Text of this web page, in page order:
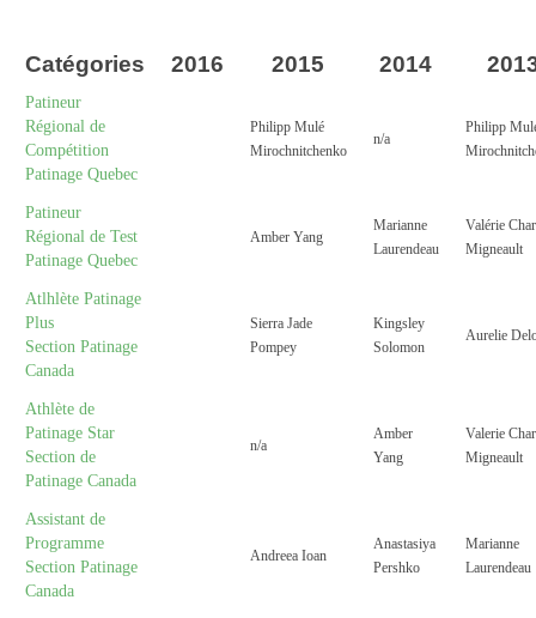
Catégories 2016 2015 2014
Patineur
Régional de
Compétition
Patinage Quebec
Philipp Mulé
Mirochnitchenko
n/a
Philipp
Patineur
Régional de Test
Patinage Quebec
Amber Yang
Marianne
Laurendeau
Valérie
Migneault
Atlhlète Patinage
Plus
Section Patinage
Canada
Sierra Jade
Pompey
Kingsley
Solomon
Aurelie
Athlète de
Patinage Star
Section de
Patinage Canada
n/a
Amber
Yang
Valerie
Migneault
Assistant de
Programme
Section Patinage
Canada
Andreea Ioan
Anastasiya
Pershko
Marianne
Laurendeau